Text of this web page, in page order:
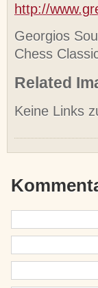
http://
Georgios
Chess
Related
Keine Links